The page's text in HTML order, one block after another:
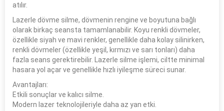
atılır.
Lazerle dövme silme, dövmenin rengine ve boyutuna bağlı
olarak birkaç seansta tamamlanabilir. Koyu renkli dövmeler,
özellikle siyah ve mavi renkler, genellikle daha kolay silinirken,
renkli dövmeler (özellikle yeşil, kırmızı ve sarı tonları) daha
fazla seans gerektirebilir. Lazerle silme işlemi, ciltte minimal
hasara yol açar ve genellikle hızlı iyileşme süreci sunar.
Avantajları:
Etkili sonuçlar ve kalıcı silme.
Modern lazer teknolojileriyle daha az yan etki.